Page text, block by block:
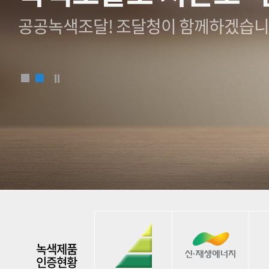
공공녹색조달! 조달청이 함께하겠습
녹색제품
인증현황